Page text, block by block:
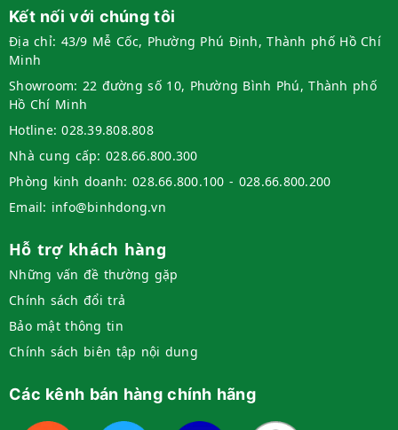
Kết nối với chúng tôi
Địa chỉ: 43/9 Mễ Cốc, Phường Phú Định, Thành phố Hồ Chí
Minh
Showroom: 22 đường số 10, Phường Bình Phú, Thành phố
Hồ Chí Minh
Hotline: 028.39.808.808
Nhà cung cấp: 028.66.800.300
Phòng kinh doanh: 028.66.800.100 - 028.66.800.200
Email: info@binhdong.vn
Hỗ trợ khách hàng
Những vấn đề thường gặp
Chính sách đổi trả
Bảo mật thông tin
Chính sách biên tập nội dung
Các kênh bán hàng chính hãng